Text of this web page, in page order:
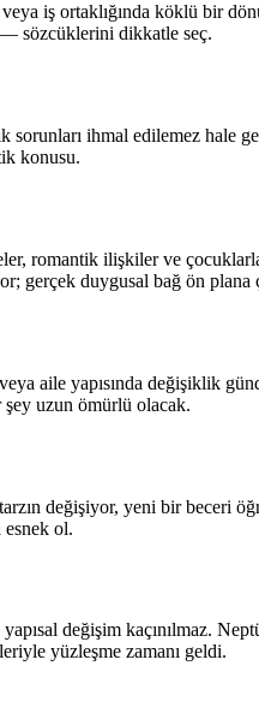
iş ortaklığında köklü bir
— sözcüklerini dikkatle seç.
sorunları ihmal edilemez
konusu.
romantik ilişkiler ve
gerçek duygusal bağ ön plana
veya aile yapısında değişiklik
şey uzun ömürlü olacak.
değişiyor, yeni bir beceri
ol.
değişim kaçınılmaz.
yüzleşme zamanı geldi.